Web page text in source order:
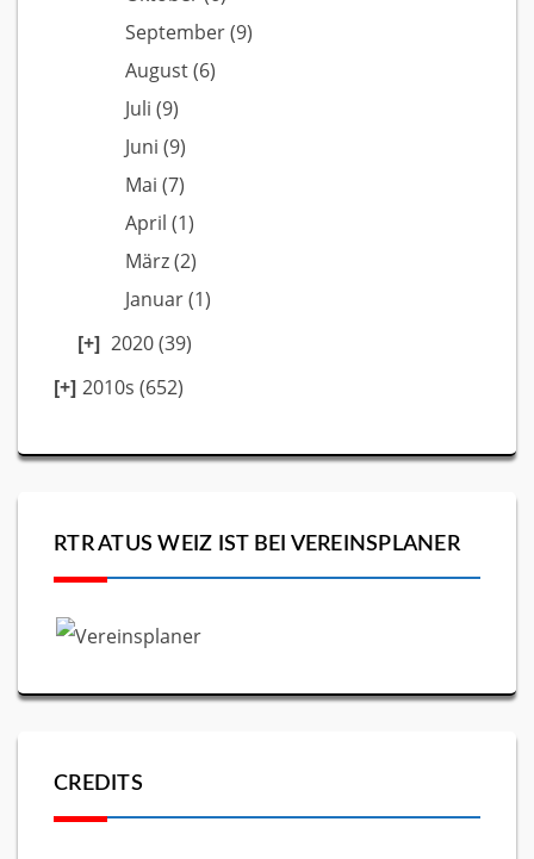
September(9)
August(6)
Juli (9)
Juni (9)
Mai (7)
April (1)
März(2)
Januar(1)
2020(39)
2010s (652)
RTR ATUS WEIZ IST BEI VEREINSPLANER
CREDITS